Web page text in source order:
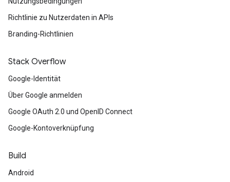
Richtlinie zu Nutzerdaten in APIs
Branding-Richtlinien
Stack Overflow
Google-Identität
Über Google anmelden
Google OAuth 2.0 und OpenID Connect
Google-Kontoverknüpfung
Build
Android